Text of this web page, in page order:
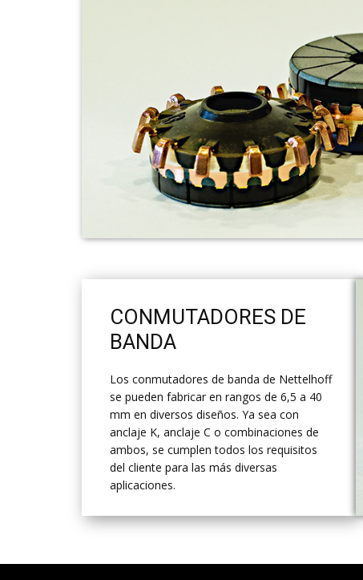
​CONMUTADORES DE
BANDA
​Los conmutadores de banda de Nettelhoff
se pueden fabricar en rangos de 6,5 a 40
mm en diversos diseños. Ya sea con
anclaje K, anclaje C o combinaciones de
ambos, se cumplen todos los requisitos
del cliente para las más diversas
aplicaciones.